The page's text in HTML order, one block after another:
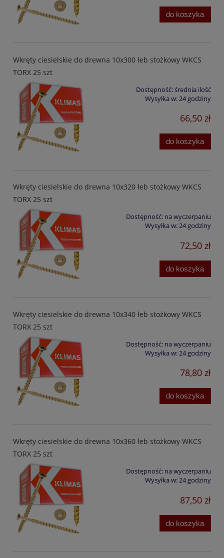
do koszyka
Wkręty ciesielskie do drewna 10x300 łeb stożkowy WKCS
TORX 25 szt
Dostępność:średnia ilość
Wysyłka w:24 godziny
66,50 zł
do koszyka
Wkręty ciesielskie do drewna 10x320 łeb stożkowy WKCS
TORX 25 szt
Dostępność: na wyczerpaniu
Wysyłka w:24 godziny
72,50 zł
do koszyka
Wkręty ciesielskie do drewna 10x340 łeb stożkowy WKCS
TORX 25 szt
Dostępność: na wyczerpaniu
Wysyłka w:24 godziny
78,80 zł
do koszyka
Wkręty ciesielskie do drewna 10x360 łeb stożkowy WKCS
TORX 25 szt
Dostępność: na wyczerpaniu
Wysyłka w:24 godziny
87,50 zł
do koszyka